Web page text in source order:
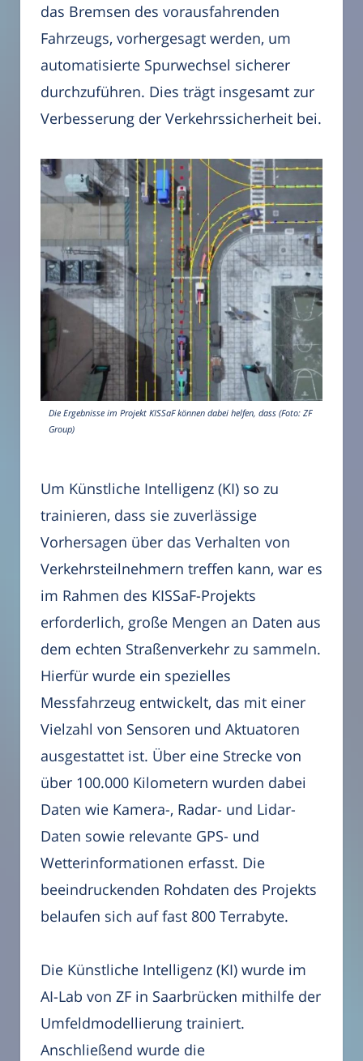
das Bremsen des vorausfahrenden
Fahrzeugs, vorhergesagt werden, um
automatisierte Spurwechsel sicherer
durchzuführen. Dies trägt insgesamt zur
Verbesserung der Verkehrssicherheit bei.
Die Ergebnisse im Projekt KISSaF können dabei helfen, dass (Foto: ZF
Group)
Um Künstliche Intelligenz (KI) so zu
trainieren, dass sie zuverlässige
Vorhersagen über das Verhalten von
Verkehrsteilnehmern treffen kann, war es
im Rahmen des KISSaF-Projekts
erforderlich, große Mengen an Daten aus
dem echten Straßenverkehr zu sammeln.
Hierfür wurde ein spezielles
Messfahrzeug entwickelt, das mit einer
Vielzahl von Sensoren und Aktuatoren
ausgestattet ist. Über eine Strecke von
über 100.000 Kilometern wurden dabei
Daten wie Kamera-, Radar- und Lidar-
Daten sowie relevante GPS- und
Wetterinformationen erfasst. Die
beeindruckenden Rohdaten des Projekts
belaufen sich auf fast 800 Terrabyte.
Die Künstliche Intelligenz (KI) wurde im
AI-Lab von ZF in Saarbrücken mithilfe der
Umfeldmodellierung trainiert.
Anschließend wurde die